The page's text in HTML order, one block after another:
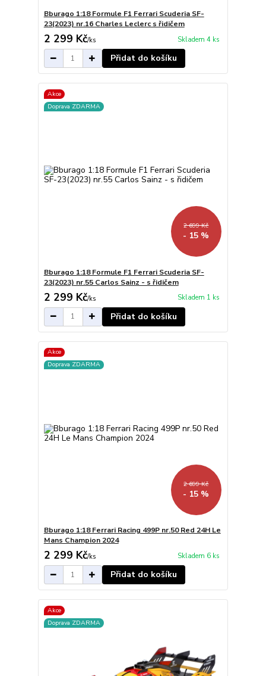
Bburago 1:18 Formule F1 Ferrari Scuderia SF-
23(2023) nr.16 Charles Leclerc s řidičem
2 299 Kč/ks Skladem 4 ks
Přidat do košíku
Akce
Doprava ZDARMA
2 699 Kč
- 15 %
Bburago 1:18 Formule F1 Ferrari Scuderia SF-
23(2023) nr.55 Carlos Sainz - s řidičem
2 299 Kč/ks Skladem 1 ks
Přidat do košíku
Akce
Doprava ZDARMA
2 699 Kč
- 15 %
Bburago 1:18 Ferrari Racing 499P nr.50 Red 24H Le
Mans Champion 2024
2 299 Kč/ks Skladem 6 ks
Přidat do košíku
Akce
Doprava ZDARMA